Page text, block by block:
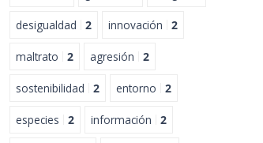
desigualdad 2 innovación 2
maltrato 2 agresión 2
sostenibilidad 2 entorno 2
especies 2 información 2